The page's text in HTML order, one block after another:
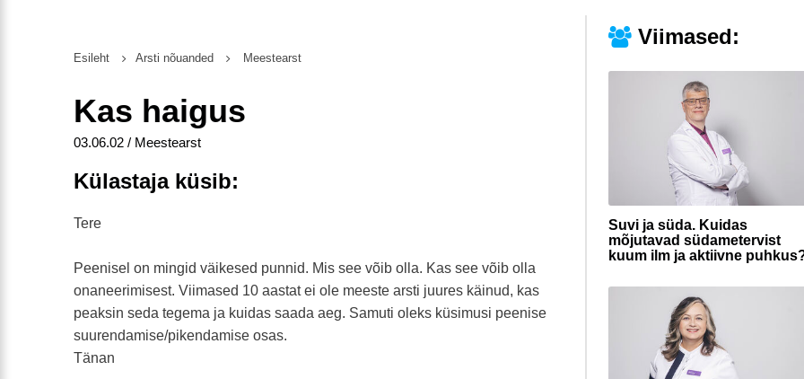
Viimased:
Suvi ja süda. Kuidas
mõjutavad südametervist
kuum ilm ja aktiivne
Esileht Arsti nõuanded Meestearst
Kas haigus
03.06.02 / Meestearst
Külastaja küsib:
Tere
Peenisel on mingid väikesed punnid. Mis see võib olla. Kas see võib olla
onaneerimisest. Viimased 10 aastat ei ole meeste arsti juures käinud, kas
peaksin seda tegema ja kuidas saada aeg. Samuti oleks küsimusi peenise
suurendamise/pikendamise osas.
Tänan